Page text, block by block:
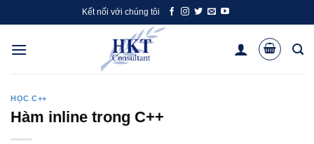
to
content
Kết nối với chúng tôi
HỌC C++
Hàm inline trong C++